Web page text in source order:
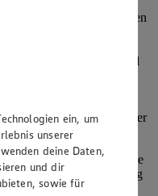
mit den Schneebesen
Nach und nach die
Buttermilch zugeben und
Mandeln mit Zucker
Teig verteilen.
auf mittlerer Schiene
und gleichmäßig
und servieren.
ein, um
unserer
deine Daten,
und dir
sowie für